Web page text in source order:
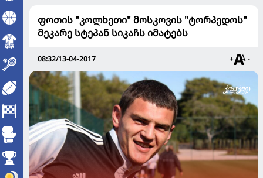
ფოთის "კოლხეთი" მოსკოვის "ტორპედოს"
მეკარე სტეპან სიკაჩს იმატებს
08:32/13-04-2017 + -